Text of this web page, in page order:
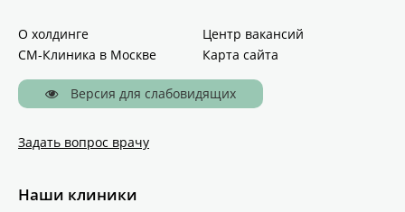
О холдинге
Центр вакансий
СМ-Клиника в Москве
Карта сайта
Версия для слабовидящих
Задать вопрос врачу
Наши клиники